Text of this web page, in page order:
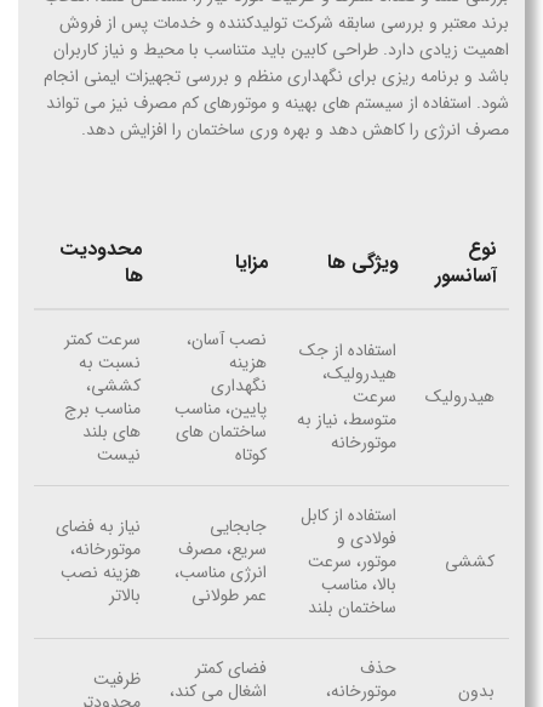
برند معتبر و بررسی سابقه شرکت تولیدکننده و خدمات پس از فروش
اهمیت زیادی دارد. طراحی کابین باید متناسب با محیط و نیاز کاربران
باشد و برنامه ریزی برای نگهداری منظم و بررسی تجهیزات ایمنی انجام
شود. استفاده از سیستم های بهینه و موتورهای کم مصرف نیز می تواند
مصرف انرژی را کاهش دهد و بهره وری ساختمان را افزایش دهد.
نوع
آسانسور
ویژگی ها مزایا
محدودیت
ها
هیدرولیک
استفاده از جک
هیدرولیک،
سرعت
متوسط، نیاز به
موتورخانه
نصب آسان،
هزینه
نگهداری
پایین، مناسب
ساختمان های
کوتاه
سرعت کمتر
نسبت به
کششی،
مناسب برج
های بلند
نیست
کششی
استفاده از کابل
فولادی و
موتور، سرعت
بالا، مناسب
ساختمان بلند
جابجایی
سریع، مصرف
انرژی مناسب،
عمر طولانی
نیاز به فضای
موتورخانه،
هزینه نصب
بالاتر
بدون
حذف
موتورخانه،
فضای کمتر
اشغال می کند،
ظرفیت